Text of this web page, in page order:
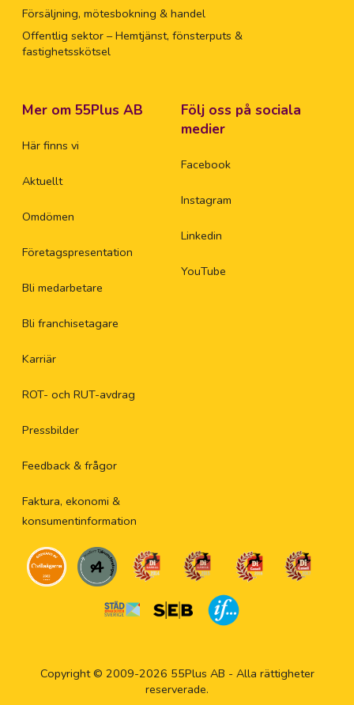
Försäljning, mötesbokning & handel
Offentlig sektor – Hemtjänst, fönsterputs &
fastighetsskötsel
Mer om 55Plus AB
Här finns vi
Aktuellt
Omdömen
Företagspresentation
Bli medarbetare
Bli franchisetagare
Karriär
ROT- och RUT-avdrag
Pressbilder
Feedback & frågor
Faktura, ekonomi &
konsumentinformation
Följ oss på sociala
medier
Facebook
Instagram
Linkedin
YouTube
Copyright © 2009-2026 55Plus AB - Alla rättigheter
reserverade.